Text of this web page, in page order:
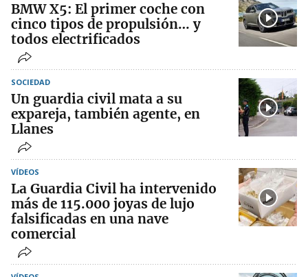
BMW X5: El primer coche con
cinco tipos de propulsión… y
todos electrificados
SOCIEDAD
Un guardia civil mata a su
expareja, también agente, en
Llanes
VÍDEOS
La Guardia Civil ha intervenido
más de 115.000 joyas de lujo
falsificadas en una nave
comercial